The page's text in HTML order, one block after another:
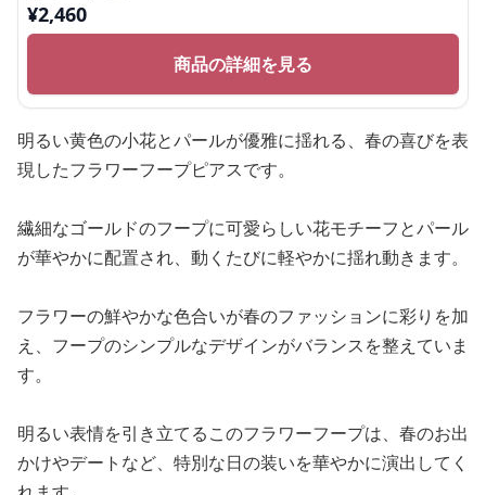
¥2,460
商品の詳細を見る
明るい黄色の小花とパールが優雅に揺れる、春の喜びを表
現したフラワーフープピアスです。
繊細なゴールドのフープに可愛らしい花モチーフとパール
が華やかに配置され、動くたびに軽やかに揺れ動きます。
フラワーの鮮やかな色合いが春のファッションに彩りを加
え、フープのシンプルなデザインがバランスを整えていま
す。
明るい表情を引き立てるこのフラワーフープは、春のお出
かけやデートなど、特別な日の装いを華やかに演出してく